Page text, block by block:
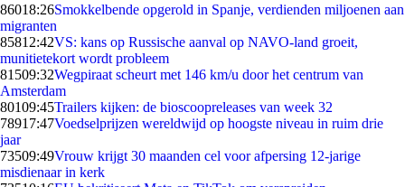
86018:26Smokkelbende opgerold in Spanje, verdienden miljoenen aan
migranten
85812:42VS: kans op Russische aanval op NAVO-land groeit,
munitietekort wordt probleem
81509:32Wegpiraat scheurt met 146 km/u door het centrum van
Amsterdam
80109:45Trailers kijken: de bioscoopreleases van week 32
78917:47Voedselprijzen wereldwijd op hoogste niveau in ruim drie
jaar
73509:49Vrouw krijgt 30 maanden cel voor afpersing 12-jarige
misdienaar in kerk